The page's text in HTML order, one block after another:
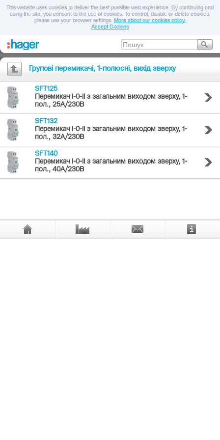
This website uses cookies to deliver the best possible web experience. By continuing and
using the site, you consent to the use of cookies. To control, disable or delete cookies,
please use your browser settings. More about our cookies policy.
Accept Cookies
Групові перемикачі, 1-полюсні, вихід зверху
SFT125
Перемикач I-0-II з загальним виходом зверху, 1-
пол., 25А/230В
SFT132
Перемикач I-0-II з загальним виходом зверху, 1-
пол., 32А/230В
SFT140
Перемикач I-0-II з загальним виходом зверху, 1-
пол., 40А/230В